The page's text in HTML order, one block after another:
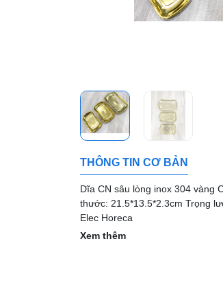
THÔNG TIN CƠ BẢN
Dĩa CN sâu lòng inox 304 vàng
thước: 21.5*13.5*2.3cm Trọng
Elec Horeca
Xem thêm